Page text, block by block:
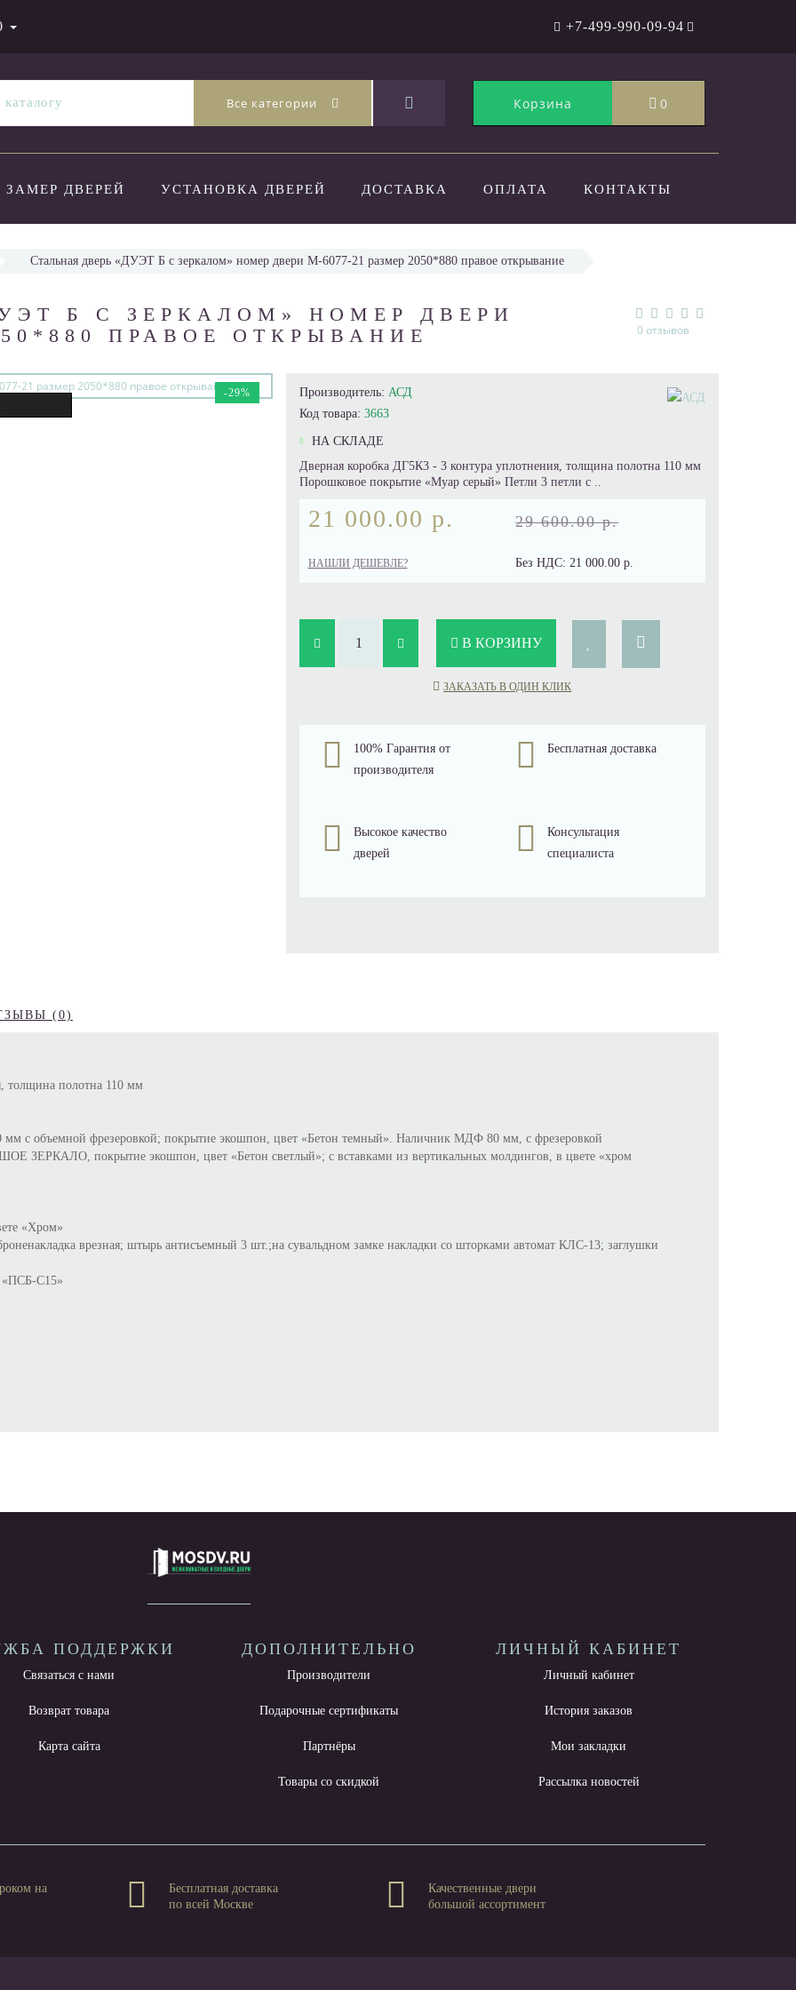
+7-499-990-09-94
Все категории Корзина 0
ЗАМЕР ДВЕРЕЙ УСТАНОВКА ДВЕРЕЙ ДОСТАВКА ОПЛАТА КОНТАКТЫ
Стальная дверь «ДУЭТ Б с зеркалом» номер двери М-6077-21 размер 2050*880 правое открывание
Б С ЗЕРКАЛОМ» НОМЕР ДВЕРИ
ПРАВОЕ ОТКРЫВАНИЕ
0 отзывов
-29% Производитель: АСД
Код товара: 3663
НА СКЛАДЕ
Дверная коробка ДГ5К3 - 3 контура уплотнения, толщина полотна 110 мм
Порошковое покрытие «Муар серый» Петли 3 петли с ..
21 000.00 р. 29 600.00 р.
НАШЛИ ДЕШЕВЛЕ? Без НДС:21 000.00 р.
В КОРЗИНУ
ЗАКАЗАТЬ В ОДИН КЛИК
100% Гарантия от
производителя
Бесплатная доставка
Высокое качество
дверей
Консультация
специалиста
(0)
толщина полотна 110 мм
с объемной фрезеровкой; покрытие экошпон, цвет «Бетон темный». Наличник МДФ 80 мм, с фрезеровкой
ЗЕРКАЛО, покрытие экошпон, цвет «Бетон светлый»; с вставками из вертикальных молдингов, в цвете «хром
«Хром»
врезная; штырь антисъемный 3 шт.;на сувальдном замке накладки со шторками автомат КЛС-13; заглушки
«ПСБ-С15»
ПОДДЕРЖКИ
Связаться с нами
Возврат товара
Карта сайта
ДОПОЛНИТЕЛЬНО
Производители
Подарочные сертификаты
Партнёры
Товары со скидкой
ЛИЧНЫЙ КАБИНЕТ
Личный кабинет
История заказов
Мои закладки
Рассылка новостей
на
Бесплатная доставка
по всей Москве
Качественные двери
большой ассортимент